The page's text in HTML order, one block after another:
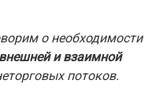
о необходимости
и взаимной
потоков.